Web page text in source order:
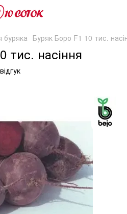
буряка Буряк Боро F1 10 тис.
тис. насіння